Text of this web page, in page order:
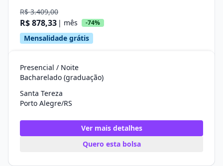
R$ 3.409,00
R$ 878,33 | mês -74%
Mensalidade grátis
Presencial / Noite
Bacharelado (graduação)
Santa Tereza
Porto Alegre/RS
Ver mais detalhes
Quero esta bolsa